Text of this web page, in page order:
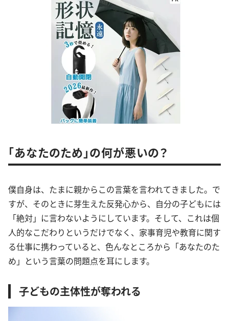
「あなたのため」の何が悪いの？
僕自身は、たまに親からこの言葉を言われてきました。で
すが、そのときに芽生えた反発心から、自分の子どもには
「絶対」に言わないようにしています。そして、これは個
人的なこだわりというだけでなく、家事育児や教育に関す
る仕事に携わっていると、色んなところから「あなたのた
め」という言葉の問題点を耳にします。
子どもの主体性が奪われる